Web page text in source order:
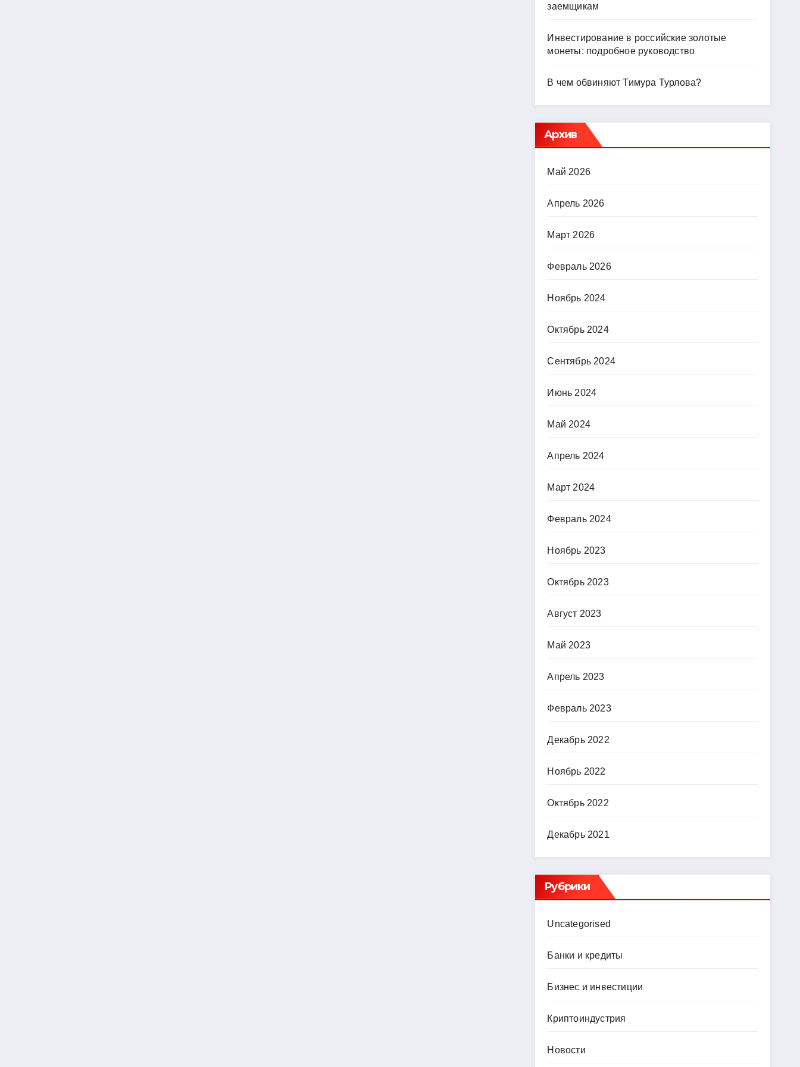
заемщикам
Инвестирование в российские золотые
монеты: подробное руководство
В чем обвиняют Тимура Турлова?
Архив
Май 2026
Апрель 2026
Март 2026
Февраль 2026
Ноябрь 2024
Октябрь 2024
Сентябрь 2024
Июнь 2024
Май 2024
Апрель 2024
Март 2024
Февраль 2024
Ноябрь 2023
Октябрь 2023
Август 2023
Май 2023
Апрель 2023
Февраль 2023
Декабрь 2022
Ноябрь 2022
Октябрь 2022
Декабрь 2021
Рубрики
Uncategorised
Банки и кредиты
Бизнес и инвестиции
Криптоиндустрия
Новости